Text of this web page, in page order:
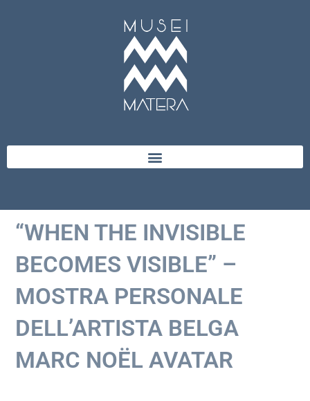
“WHEN THE INVISIBLE
BECOMES VISIBLE” –
MOSTRA PERSONALE
DELL’ARTISTA BELGA
MARC NOËL AVATAR